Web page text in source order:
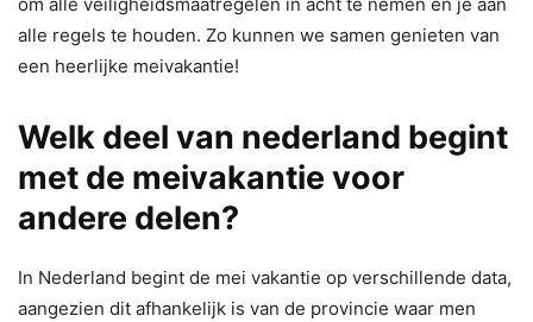
om alle veiligheidsmaatregelen in acht te nemen en je aan
alle regels te houden. Zo kunnen we samen genieten van
een heerlijke meivakantie!
Welk deel van nederland begint
met de meivakantie voor
andere delen?
In Nederland begint de mei vakantie op verschillende data,
aangezien dit afhankelijk is van de provincie waar men